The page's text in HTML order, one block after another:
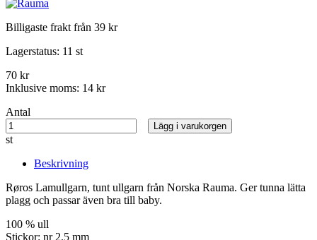
Billigaste frakt från 39 kr
Lagerstatus: 11 st
70 kr
Inklusive moms: 14 kr
Antal
st
Lägg i varukorgen
Beskrivning
Røros Lamullgarn, tunt ullgarn från Norska Rauma. Ger tunna lätta
plagg och passar även bra till baby.
100 % ull
Stickor: nr 2.5 mm